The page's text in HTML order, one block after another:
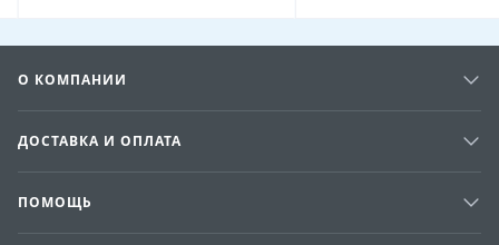
О КОМПАНИИ
ДОСТАВКА И ОПЛАТА
ПОМОЩЬ